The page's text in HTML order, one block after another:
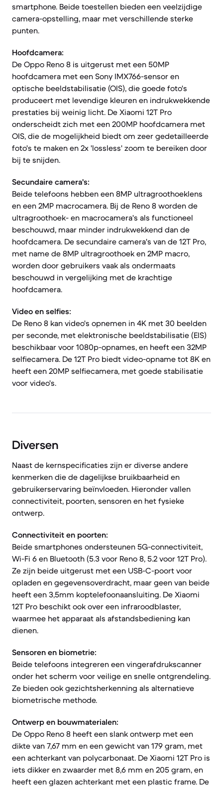
smartphone. Beide toestellen bieden een veelzijdige
camera-opstelling, maar met verschillende sterke
punten.
Hoofdcamera:
De Oppo Reno 8 is uitgerust met een 50MP
hoofdcamera met een Sony IMX766-sensor en
optische beeldstabilisatie (OIS), die goede foto's
produceert met levendige kleuren en indrukwekkende
prestaties bij weinig licht. De Xiaomi 12T Pro
onderscheidt zich met een 200MP hoofdcamera met
OIS, die de mogelijkheid biedt om zeer gedetailleerde
foto's te maken en 2x 'lossless' zoom te bereiken door
bij te snijden.
Secundaire camera's:
Beide telefoons hebben een 8MP ultragroothoeklens
en een 2MP macrocamera. Bij de Reno 8 worden de
ultragroothoek- en macrocamera's als functioneel
beschouwd, maar minder indrukwekkend dan de
hoofdcamera. De secundaire camera's van de 12T Pro,
met name de 8MP ultragroothoek en 2MP macro,
worden door gebruikers vaak als ondermaats
beschouwd in vergelijking met de krachtige
hoofdcamera.
Video en selfies:
De Reno 8 kan video's opnemen in 4K met 30 beelden
per seconde, met elektronische beeldstabilisatie (EIS)
beschikbaar voor 1080p-opnames, en heeft een 32MP
selfiecamera. De 12T Pro biedt video-opname tot 8K en
heeft een 20MP selfiecamera, met goede stabilisatie
voor video's.
Diversen
Naast de kernspecificaties zijn er diverse andere
kenmerken die de dagelijkse bruikbaarheid en
gebruikerservaring beïnvloeden. Hieronder vallen
connectiviteit, poorten, sensoren en het fysieke
ontwerp.
Connectiviteit en poorten:
Beide smartphones ondersteunen 5G-connectiviteit,
Wi-Fi 6 en Bluetooth (5.3 voor Reno 8, 5.2 voor 12T Pro).
Ze zijn beide uitgerust met een USB-C-poort voor
opladen en gegevensoverdracht, maar geen van beide
heeft een 3,5mm koptelefoonaansluiting. De Xiaomi
12T Pro beschikt ook over een infraroodblaster,
waarmee het apparaat als afstandsbediening kan
dienen.
Sensoren en biometrie:
Beide telefoons integreren een vingerafdrukscanner
onder het scherm voor veilige en snelle ontgrendeling.
Ze bieden ook gezichtsherkenning als alternatieve
biometrische methode.
Ontwerp en bouwmaterialen:
De Oppo Reno 8 heeft een slank ontwerp met een
dikte van 7,67 mm en een gewicht van 179 gram, met
een achterkant van polycarbonaat. De Xiaomi 12T Pro is
iets dikker en zwaarder met 8,6 mm en 205 gram, en
heeft een glazen achterkant met een plastic frame. De